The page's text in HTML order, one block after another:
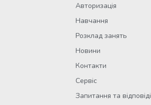
Авторизація
Навчання
Розклад занять
Новини
Контакти
Сервіс
Запитання та відповіді